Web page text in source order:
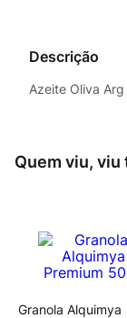
Descrição
Azeite Oliva
Quem viu, viu
Granola Alquimya